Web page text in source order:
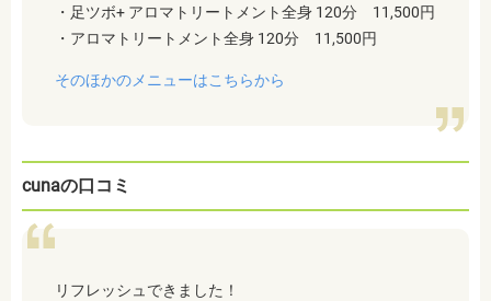
・足ツボ+ アロマトリートメント全身 120分 11,500円
・アロマトリートメント全身 120分 11,500円
そのほかのメニューはこちらから
cunaの口コミ
リフレッシュできました！